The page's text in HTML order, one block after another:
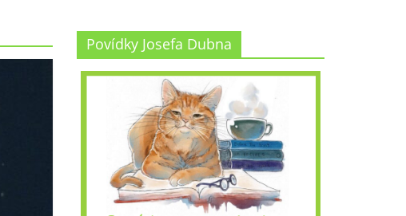
Povídky Josefa Dubna